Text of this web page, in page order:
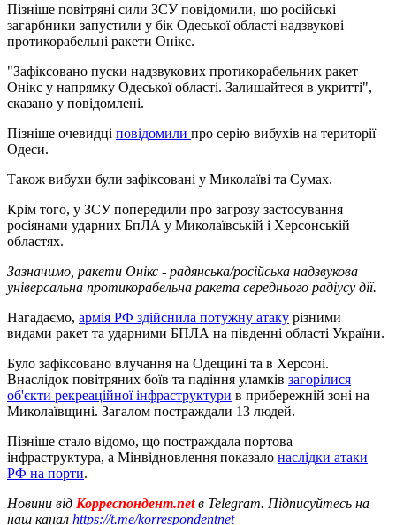
Пізніше повітряні сили ЗСУ повідомили, що російські
загарбники запустили у бік Одеської області надзвукові
протикорабельні ракети Онікс.
"Зафіксовано пуски надзвукових протикорабельних ракет
Онікс у напрямку Одеської області. Залишайтеся в укритті",
сказано у повідомлені.
Пізніше очевидці повідомили про серію вибухів на території
Одеси.
Також вибухи були зафіксовані у Миколаїві та Сумах.
Крім того, у ЗСУ попередили про загрозу застосування
росіянами ударних БпЛА у Миколаївській і Херсонській
областях.
Зазначимо, ракети Онікс - радянська/російська надзвукова
універсальна протикорабельна ракета середнього радіусу дії.
Нагадаємо, армія РФ здійснила потужну атаку різними
видами ракет та ударними БПЛА на південні області України.
Було зафіксовано влучання на Одещині та в Херсоні.
Внаслідок повітряних боїв та падіння уламків загорілися
об'єкти рекреаційної інфраструктури в прибережній зоні на
Миколаївщині. Загалом постраждали 13 людей.
Пізніше стало відомо, що постраждала портова
інфраструктура, а Мінвідновлення показало наслідки атаки
РФ на порти.
Новини від Корреспондент.netв Telegram. Підписуйтесь на
наш канал https://t.me/korrespondentnet